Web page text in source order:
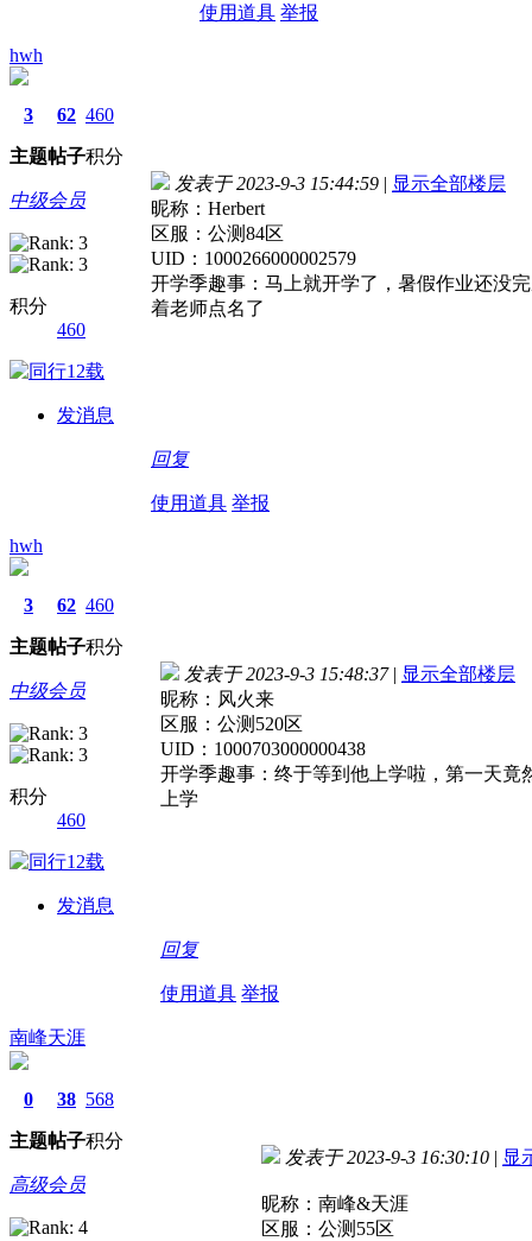
使用道具 举报
hwh
3
主题
62
帖子
460
积分
中级会员
积分
460
发消息
发表于 2023-9-3 15:44:59 | 显示全部楼层
昵称：Herbert
区服：公测84区
UID：1000266000002579
开学季趣事：马上就开学了，暑假作业还没
着老师点名了
回复
使用道具 举报
hwh
3
主题
62
帖子
460
积分
中级会员
积分
460
发消息
发表于 2023-9-3 15:48:37 | 显示全部楼层
昵称：风火来
区服：公测520区
UID：1000703000000438
开学季趣事：终于等到他上学啦，第一天
上学
回复
使用道具 举报
南峰天涯
0
主题
38
帖子
568
积分
高级会员
发表于 2023-9-3 16:30:10 | 显
昵称：南峰&天涯
区服：公测55区